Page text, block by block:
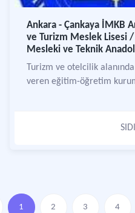
Ankara - Çankaya İMKB
ve Turizm Meslek Lisesi /
Mesleki ve Teknik
Turizm ve otelcilik
veren eğitim-öğretim
1 2 3 4